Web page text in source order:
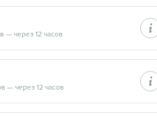
— через 12 часов
— через 12 часов